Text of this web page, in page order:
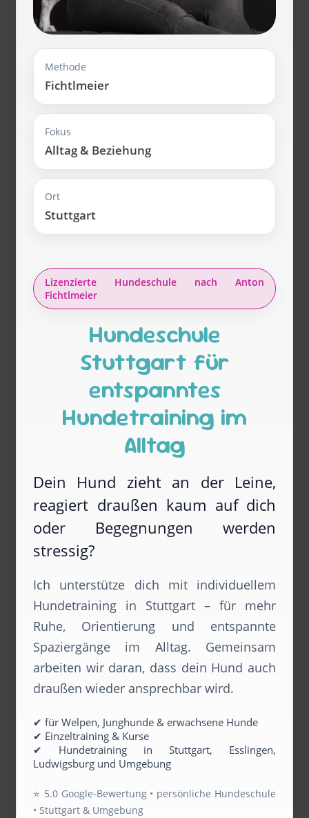
Methode
Fichtlmeier
Fokus
Alltag & Beziehung
Ort
Stuttgart
Lizenzierte Hundeschule nach Anton
Fichtlmeier
Hundeschule
Stuttgart für
entspanntes
Hundetraining im
Alltag
Dein Hund zieht an der Leine,
reagiert draußen kaum auf dich
oder Begegnungen werden
stressig?
Ich unterstütze dich mit individuellem
Hundetraining in Stuttgart – für mehr
Ruhe, Orientierung und entspannte
Spaziergänge im Alltag. Gemeinsam
arbeiten wir daran, dass dein Hund auch
draußen wieder ansprechbar wird.
✔ für Welpen, Junghunde & erwachsene Hunde
✔ Einzeltraining & Kurse
✔ Hundetraining in Stuttgart, Esslingen,
Ludwigsburg und Umgebung
⭐️ 5.0 Google-Bewertung • persönliche Hundeschule
• Stuttgart & Umgebung